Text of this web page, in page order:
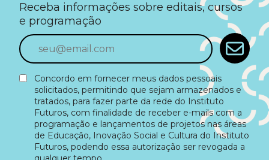
Receba informações sobre editais, cursos
e programação
Concordo em fornecer meus dados pessoais
solicitados, permitindo que sejam armazenados e
tratados, para fazer parte da rede do Instituto
Futuros, com finalidade de receber e-mails com a
programação e lançamentos de projetos nas áreas
de Educação, Inovação Social e Cultura do Instituto
Futuros, podendo essa autorização ser revogada a